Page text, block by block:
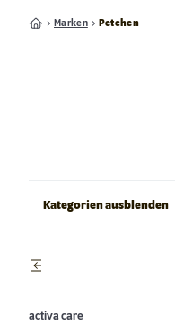
Marken Petchen
Kategorien ausblenden
activa care